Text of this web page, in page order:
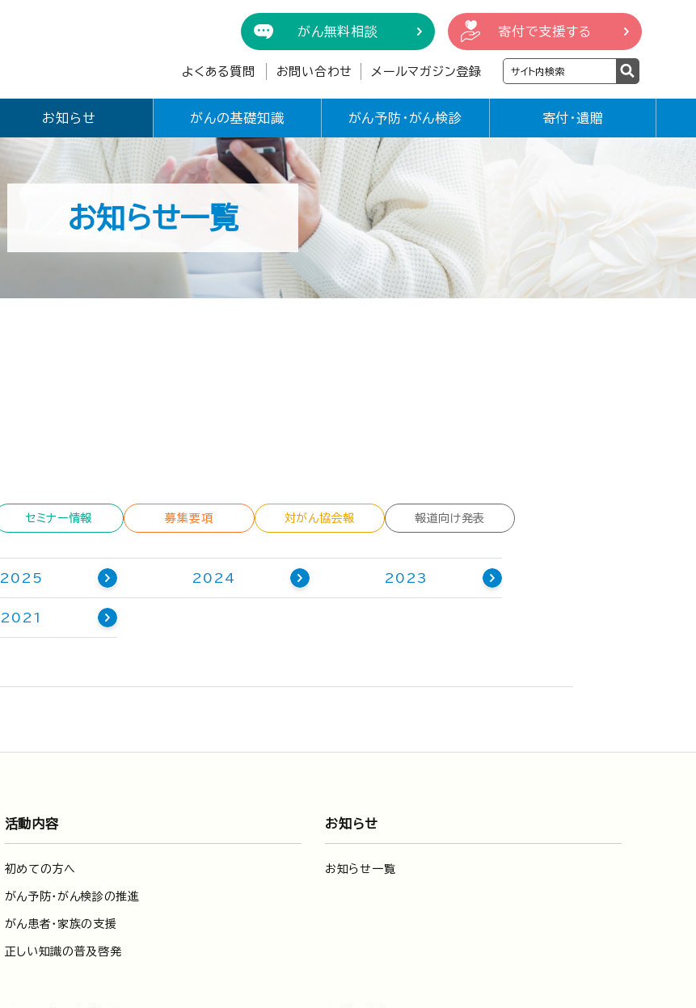
がん無料相談 寄付で支援する
よくある質問 お問い合わせ メールマガジン登録
お知らせ がんの基礎知識 がん予防・がん検診 寄付・遺贈
お知らせ一覧
セミナー情報 募集要項 対がん協会報 報道向け発表
2025 2024 2023
2021
活動内容
初めての方へ
がん予防・がん検診の推進
がん患者・家族の支援
正しい知識の普及啓発
お知らせ
お知らせ一覧